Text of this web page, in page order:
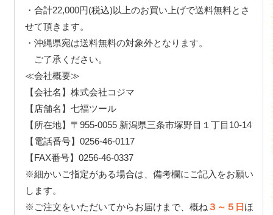
・合計22,000円(税込)以上のお買い上げで送料無料とさ
せて頂きます。
・沖縄県宛は送料無料の対象外となります。
ご了承ください。
≪会社概要≫
【会社名】株式会社コジマ
【店舗名】七福ツール
【所在地】〒955-0055 新潟県三条市塚野目１丁目10-14
【電話番号】0256-46-0117
【FAX番号】0256-46-0337
※細かいご指定がある場合は、備考欄にご記入をお願い
します。
※ご注文をいただいてからお届けまで、概ね ３～５日ほ